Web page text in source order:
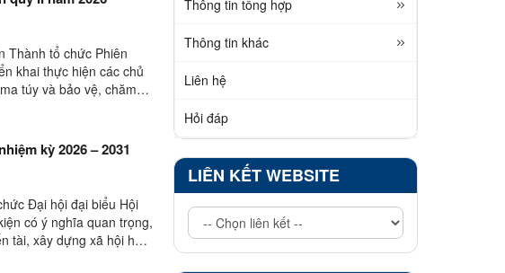
Thành tổ chức Phiên
khai thực hiện các chủ
túy và bảo vệ, chăm
kỳ 2026 – 2031
Đại hội đại biểu Hội
có ý nghĩa quan trọng,
tài, xây dựng xã hội học
Thông tin tổng hợp
Thông tin khác
Liên hệ
Hỏi đáp
LIÊN KẾT WEBSITE